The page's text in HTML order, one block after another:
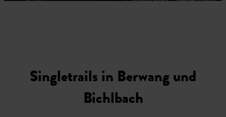
Singletrails in Berwang und
Bichlbach